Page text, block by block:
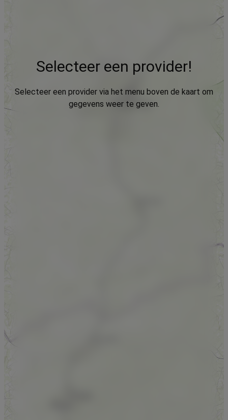
Selecteer een provider!
Selecteer een provider via het menu boven de kaart om
gegevens weer te geven.